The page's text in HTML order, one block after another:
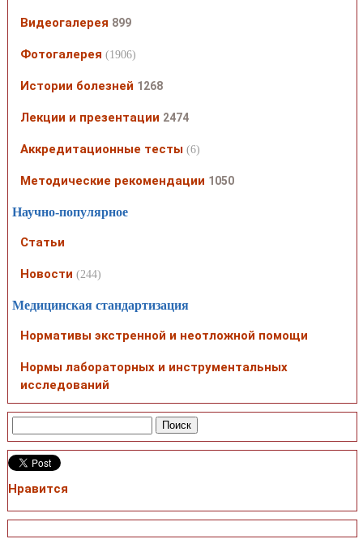
Видеогалерея 899
Фотогалерея (1906)
Истории болезней 1268
Лекции и презентации 2474
Аккредитационные тесты (6)
Методические рекомендации 1050
Научно-популярное
Статьи
Новости (244)
Медицинская стандартизация
Нормативы экстренной и неотложной помощи
Нормы лабораторных и инструментальных
исследований
Нравится